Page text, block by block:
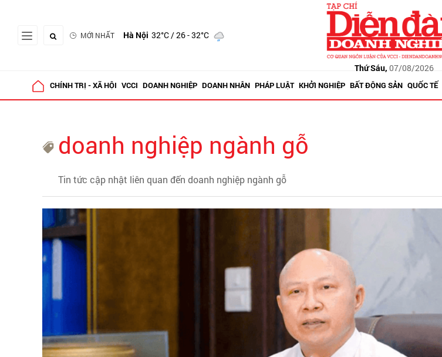
MỚI NHẤT Hà Nội 32°C/ 26 - 32°C
Thứ Sáu, 07/08/2026
CHÍNH TRỊ - XÃ HỘI VCCI DOANH NGHIỆP DOANH NHÂN PHÁP LUẬT KHỞI NGHIỆP BẤT ĐỘNG SẢN QUỐC TẾ
doanh nghiệp ngành gỗ
Tin tức cập nhật liên quan đến doanh nghiệp ngành gỗ